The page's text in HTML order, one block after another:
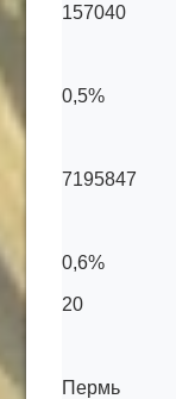
157040
0,5%
7195847
0,6%
20
Пермь